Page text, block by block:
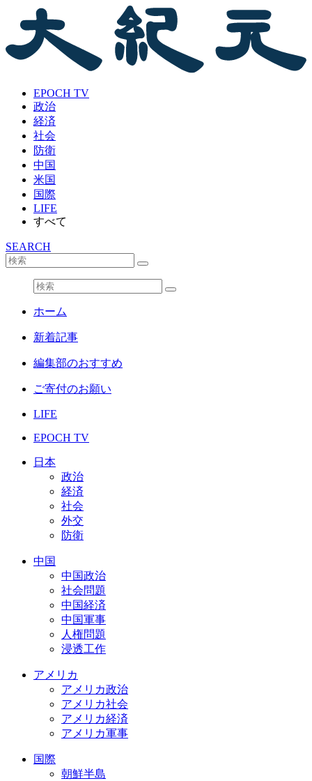
EPOCH TV
政治
経済
社会
防衛
中国
米国
国際
LIFE
すべて
SEARCH
ホーム
新着記事
編集部のおすすめ
ご寄付のお願い
LIFE
EPOCH TV
日本
政治
経済
社会
外交
防衛
中国
中国政治
社会問題
中国経済
中国軍事
人権問題
浸透工作
アメリカ
アメリカ政治
アメリカ社会
アメリカ経済
アメリカ軍事
国際
朝鮮半島